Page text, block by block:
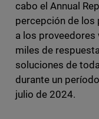
cabo el Annual
percepción de los
a los
miles de
soluciones de
durante un
julio de 2024.